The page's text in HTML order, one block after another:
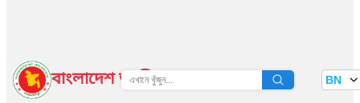
বাংলাদেশ জাতীয় তথ্য বাতায়ন BN